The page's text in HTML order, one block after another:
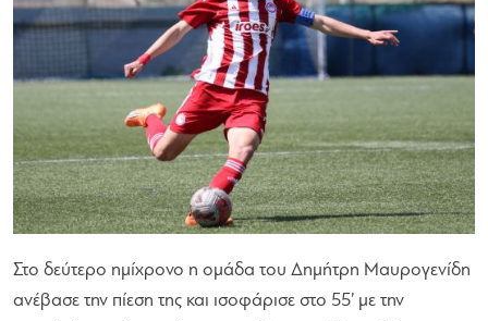
Στο δεύτερο ημίχρονο η ομάδα του Δημήτρη Μαυρογενίδη
ανέβασε την πίεση της και ισοφάρισε στο 55’ με την